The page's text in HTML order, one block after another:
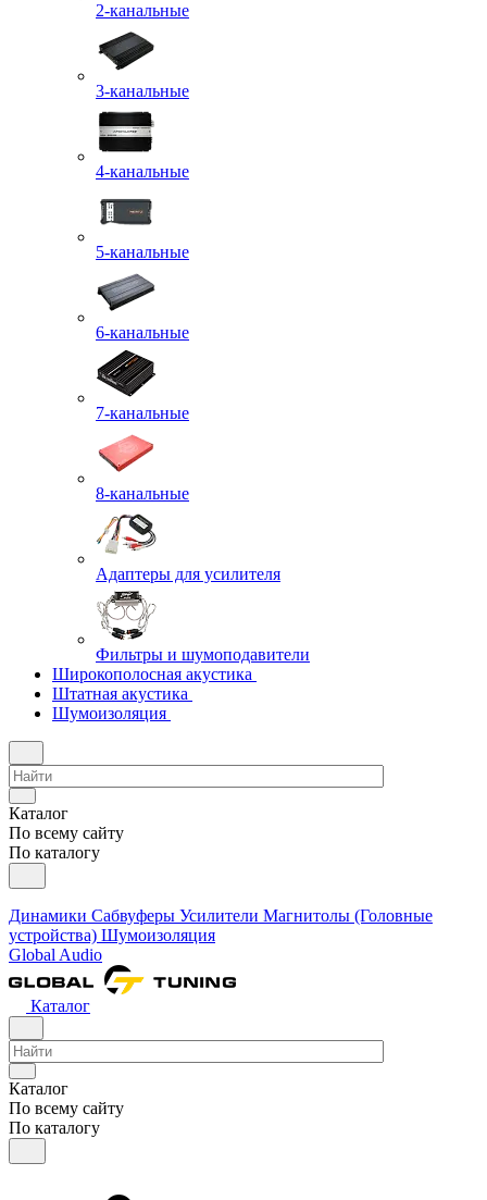
2-канальные
3-канальные
4-канальные
5-канальные
6-канальные
7-канальные
8-канальные
Адаптеры для усилителя
Фильтры и шумоподавители
Широкополосная акустика
Штатная акустика
Шумоизоляция
Каталог
По всему сайту
По каталогу
Динамики Сабвуферы Усилители Магнитолы (Головные
устройства) Шумоизоляция
Global Audio
Каталог
Каталог
По всему сайту
По каталогу